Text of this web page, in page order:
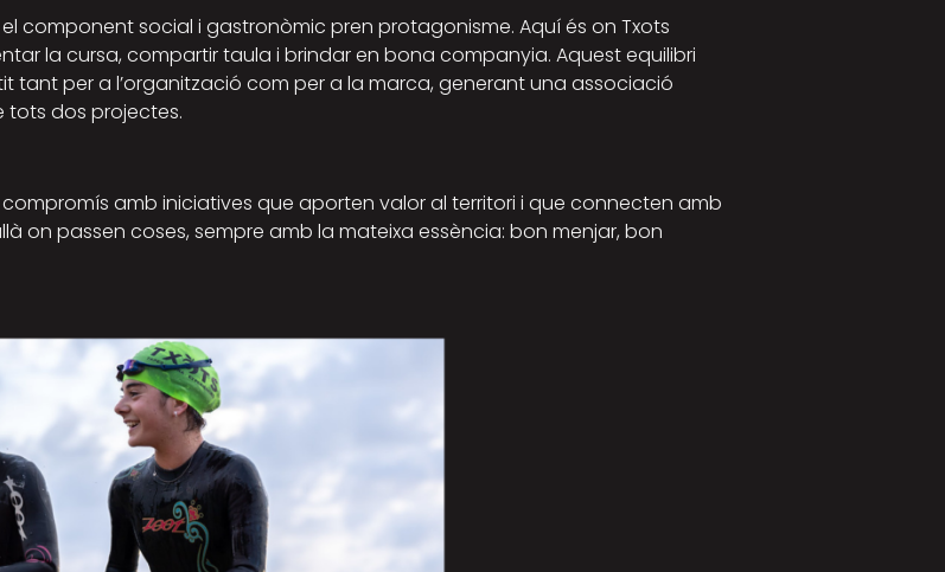
el component social i gastronòmic pren protagonisme. Aquí és on Txots
la cursa, compartir taula i brindar en bona companyia. Aquest equilibri
tant per a l’organització com per a la marca, generant una associació
tots dos projectes.
compromís amb iniciatives que aporten valor al territori i que connecten amb
on passen coses, sempre amb la mateixa essència: bon menjar, bon